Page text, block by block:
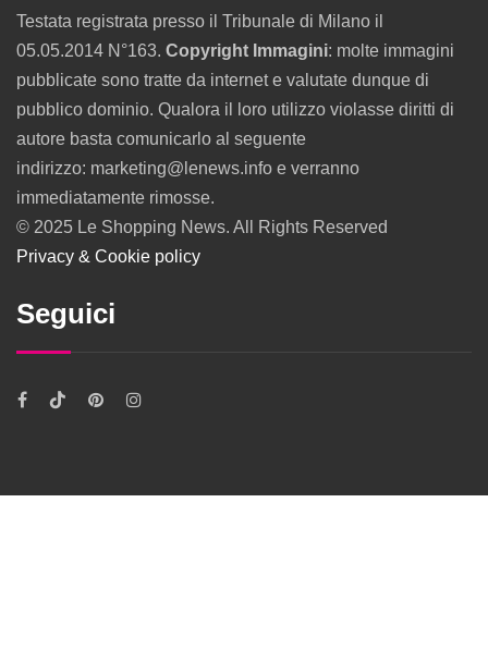
Testata registrata presso il Tribunale di Milano il
05.05.2014 N°163. Copyright Immagini: molte immagini
pubblicate sono tratte da internet e valutate dunque di
pubblico dominio. Qualora il loro utilizzo violasse diritti di
autore basta comunicarlo al seguente
indirizzo: marketing@lenews.info e verranno
immediatamente rimosse.
© 2025 Le Shopping News. All Rights Reserved
Privacy & Cookie policy
Seguici